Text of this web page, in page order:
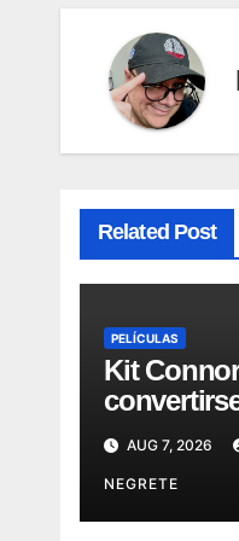
Related Post
PELÍCULAS
Kit
nuevo
Universo
AUG 7, 2026
NEGRETE